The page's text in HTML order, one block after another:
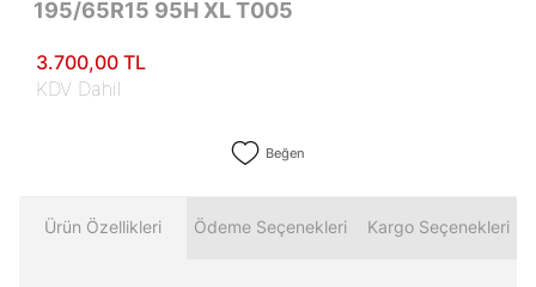
195/65R15 95H XL T005
3.700,00 TL
KDV Dahil
Beğen
Ürün Özellikleri Ödeme Seçenekleri Kargo Seçenekleri